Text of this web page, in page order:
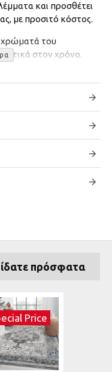
και προσθέτει
με προσιτό κόστος.
χρώματά του
στον χρόνο.
χρώματα μπορεί
να
χρώματα χαλιών.
πρόσφατα
Price